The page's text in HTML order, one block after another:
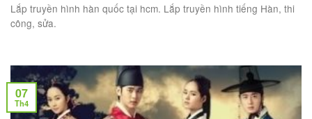
Lắp truyền hình hàn quốc tại hcm. Lắp truyền hình tiếng Hàn, thi
công, sửa.
07
Th4